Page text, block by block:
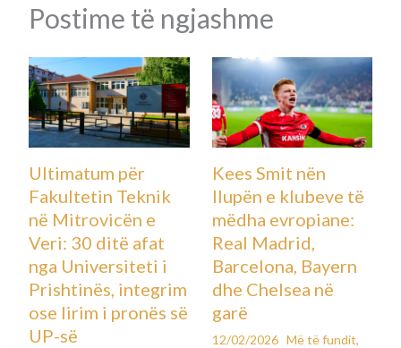
Postime të ngjashme
Ultimatum për
Fakultetin Teknik
në Mitrovicën e
Veri: 30 ditë afat
nga Universiteti i
Prishtinës, integrim
ose lirim i pronës së
UP-së
Kees Smit nën
llupën e klubeve të
mëdha evropiane:
Real Madrid,
Barcelona, Bayern
dhe Chelsea në
garë
12/02/2026 Më të fundit,